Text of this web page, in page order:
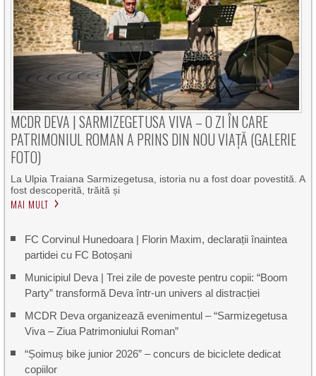
MCDR DEVA | SARMIZEGETUSA VIVA – O ZI ÎN CARE
PATRIMONIUL ROMAN A PRINS DIN NOU VIAȚĂ (GALERIE
FOTO)
La Ulpia Traiana Sarmizegetusa, istoria nu a fost doar povestită. A
fost descoperită, trăită și
MAI MULT
FC Corvinul Hunedoara | Florin Maxim, declarații înaintea
partidei cu FC Botoșani
Municipiul Deva | Trei zile de poveste pentru copii: “Boom
Party” transformă Deva într-un univers al distracției
MCDR Deva organizează evenimentul – “Sarmizegetusa
Viva – Ziua Patrimoniului Roman”
“Șoimuș bike junior 2026” – concurs de biciclete dedicat
copiilor